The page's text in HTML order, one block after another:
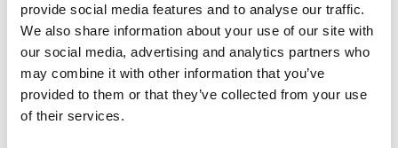
provide social media features and to analyse our traffic.
We also share information about your use of our site with
our social media, advertising and analytics partners who
may combine it with other information that you’ve
provided to them or that they’ve collected from your use
of their services.
Copropriétés et Lotissements
Hôtellerie, Tourisme et Accueil Santé
École Surélévations et extensions